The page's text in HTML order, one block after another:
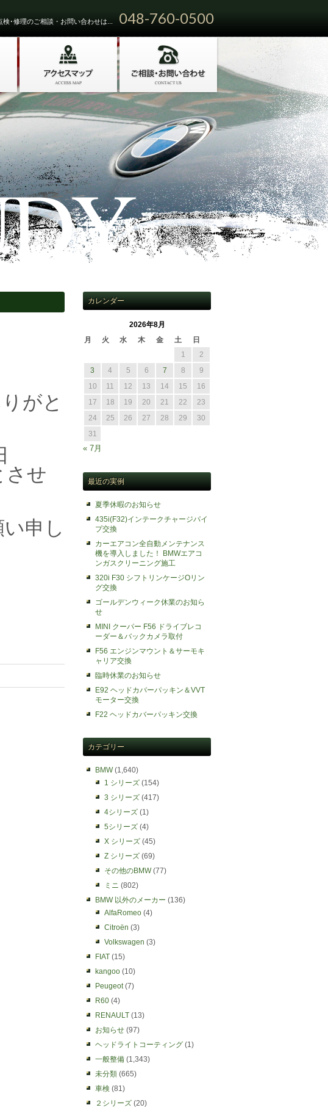
検･修理のご相談・お問い合わせは... 048-760-0500
がと
させ
申し
カレンダー
2026年8月
月
火 水 木 金 土
日
1
2
3
4 5 6 7 8
9
10
11 12 13 14 15
16
17
18 19 20 21 22
23
24
25 26 27 28 29
30
31
« 7月
最近の実例
夏季休暇のお知らせ
435i(F32)インテークチャージパイ
プ交換
カーエアコン全自動メンテナンス
機を導入しました！ BMWエアコ
ンガスクリーニング施工
320i F30 シフトリンケージOリン
グ交換
ゴールデンウィーク休業のお知ら
せ
MINI クーパー F56 ドライブレコ
ーダー＆バックカメラ取付
F56 エンジンマウント＆サーモキ
ャリア交換
臨時休業のお知らせ
E92 ヘッドカバーパッキン＆VVT
モーター交換
F22 ヘッドカバーパッキン交換
カテゴリー
BMW(1,640)
1 シリーズ (154)
3 シリーズ (417)
4シリーズ (1)
5シリーズ (4)
X シリーズ (45)
Z シリーズ (69)
その他のBMW(77)
ミニ (802)
BMW 以外のメーカー (136)
AlfaRomeo (4)
Citroën (3)
Volkswagen (3)
FIAT (15)
kangoo (10)
Peugeot(7)
R60 (4)
RENAULT (13)
お知らせ (97)
ヘッドライトコーティング (1)
一般整備 (1,343)
未分類 (665)
車検 (81)
２シリーズ (20)